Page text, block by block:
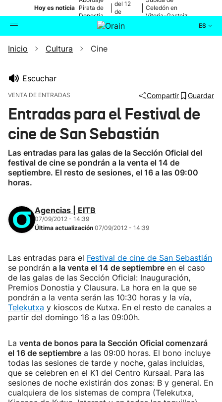
Hoy es noticia Pirata de
Donostia
del 12
de
Celedón en
Vitoria-Gasteiz
ES
Buscador Actualidad
Ikusmiran
Eguraldia
Inicio Cultura Cine
Escuchar
VENTA DE ENTRADAS Compartir Guardar
Entradas para el Festival de
cine de San Sebastián
Las entradas para las galas de la Sección Oficial del
festival de cine se pondrán a la venta el 14 de
septiembre. El resto de sesiones, el 16 a las 09:00
horas.
Agencias | EITB
07/09/2012 - 14:39
Última actualización 07/09/2012 - 14:39
Las entradas para el Festival de cine de San Sebastián
se pondrán a la venta el 14 de septiembre en el caso
de las galas de las Sección Oficial: Inauguración,
Premios Donostia y Clausura. La hora en la que se
pondrán a la venta serán las 10:30 horas y la vía,
Telekutxa y kioscos de Kutxa. En el resto de canales a
partir del domingo 16 a las 09:00h.
La venta de bonos para la Sección Oficial comenzará
el 16 de septiembre a las 09:00 horas. El bono incluye
todas las sesiones de tarde y noche, galas incluidas,
que se celebren en el K1 del Centro Kursaal. Para las
sesiones de noche existirán dos zonas: B y general. En
cualquiera de los sistemas de compra (Telekutxa,